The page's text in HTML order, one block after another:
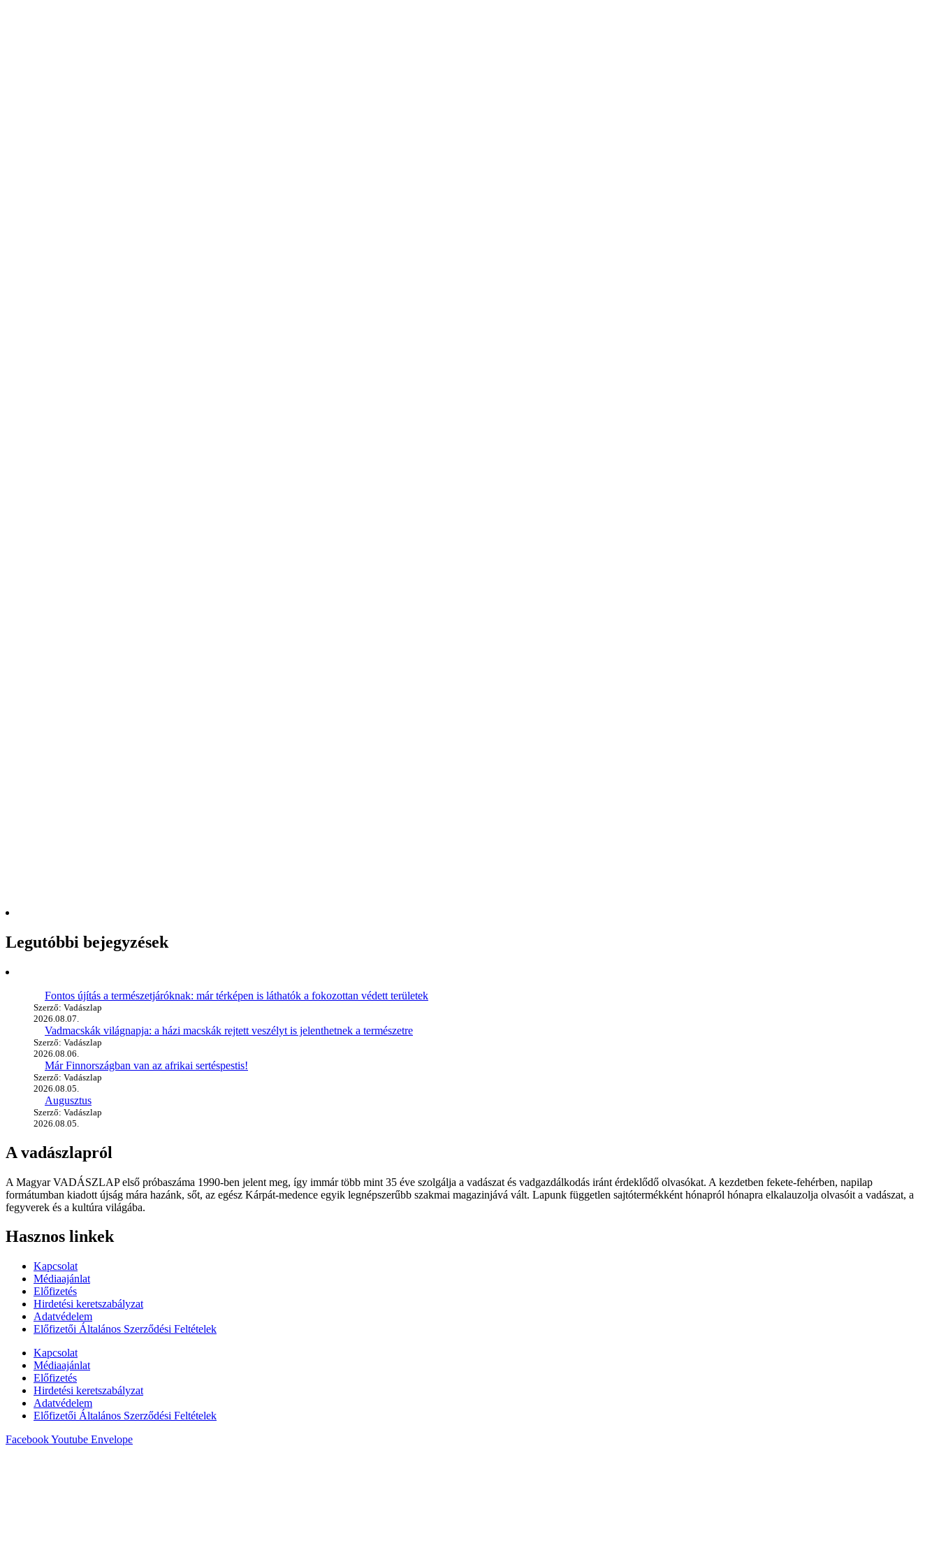
Legutóbbi bejegyzések
Fontos újítás a természetjáróknak: már térképen is láthatók a fokozottan védett területek
Szerző: Vadászlap
2026.08.07.
Vadmacskák világnapja: a házi macskák rejtett veszélyt is jelenthetnek a természetre
Szerző: Vadászlap
2026.08.06.
Már Finnországban van az afrikai sertéspestis!
Szerző: Vadászlap
2026.08.05.
Augusztus
Szerző: Vadászlap
2026.08.05.
A vadászlapról
A Magyar VADÁSZLAP első próbaszáma 1990-ben jelent meg, így immár több mint 35 éve szolgálja a vadászat és vadgazdálkodás iránt érdeklődő olvasókat. A kezdetben fekete-fehérben, napilap
formátumban kiadott újság mára hazánk, sőt, az egész Kárpát-medence egyik legnépszerűbb szakmai magazinjává vált. Lapunk független sajtótermékként hónapról hónapra elkalauzolja olvasóit a vadászat, a
fegyverek és a kultúra világába.
Hasznos linkek
Kapcsolat
Médiaajánlat
Előfizetés
Hirdetési keretszabályzat
Adatvédelem
Előfizetői Általános Szerződési Feltételek
Kapcsolat
Médiaajánlat
Előfizetés
Hirdetési keretszabályzat
Adatvédelem
Előfizetői Általános Szerződési Feltételek
FacebookYoutube Envelope